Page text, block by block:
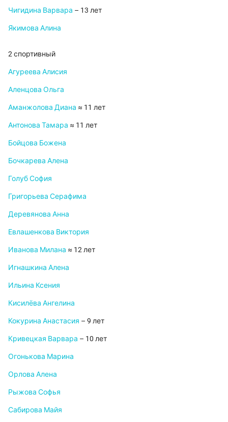
Чигидина Варвара – 13 лет
Якимова Алина
2 спортивный
Агуреева Алисия
Аленцова Ольга
Аманжолова Диана ≈ 11 лет
Антонова Тамара ≈ 11 лет
Бойцова Божена
Бочкарева Алена
Голуб София
Григорьева Серафима
Деревянова Анна
Евлашенкова Виктория
Иванова Милана ≈ 12 лет
Игнашкина Алена
Ильина Ксения
Кисилёва Ангелина
Кокурина Анастасия – 9 лет
Кривецкая Варвара – 10 лет
Огонькова Марина
Орлова Алена
Рыжова Софья
Сабирова Майя